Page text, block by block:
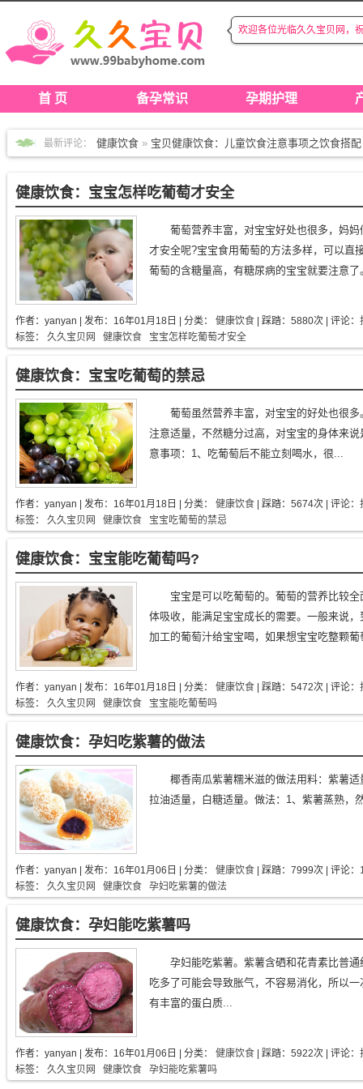
◆◆ 欢迎各位光临久久宝贝网，
首 页 备孕常识 孕期护理
最新评论： 健康饮食 » 宝贝健康饮食：儿童饮食注意事项之饮食搭配
育儿心经»育儿心经：新生儿脐带护理
产后护理»产后护理：孕妇产后护理注意要点（三）
产后护理
产后护理：坐月子饮食注意事项
产后护理
»产后护理：​产后如何恢复身材?
健康饮食
»健康饮食：孕妇吃紫薯的做法
育儿心经
备孕常识
健康饮食：宝宝怎样吃葡萄才安全
葡萄营养丰富，对宝宝好处也很多，妈
才安全呢?宝宝食用葡萄的方法多样，可以直
葡萄的含糖量高，有糖尿病的宝宝就要注意了
作者： yanyan | 发布： 16年01月18日 | 分类： 健康饮食 | 踩踏：5880次 | 评论：
标签： 久久宝贝网 健康饮食 宝宝怎样吃葡萄才安全
健康饮食：宝宝吃葡萄的禁忌
葡萄虽然营养丰富，对宝宝的好处也很
注意适量，不然糖分过高，对宝宝的身体来
意事项：1、吃葡萄后不能立刻喝水，很...
作者： yanyan | 发布： 16年01月18日 | 分类： 健康饮食 | 踩踏：5674次 | 评论：
标签： 久久宝贝网 健康饮食 宝宝吃葡萄的禁忌
健康饮食：宝宝能吃葡萄吗?
宝宝是可以吃葡萄的。葡萄的营养比较
体吸收，能满足宝宝成长的需要。一般来说
加工的葡萄汁给宝宝喝，如果想宝宝吃整颗
作者： yanyan | 发布： 16年01月18日 | 分类： 健康饮食 | 踩踏：5472次 | 评论：
标签： 久久宝贝网 健康饮食 宝宝能吃葡萄吗
健康饮食：孕妇吃紫薯的做法
椰香南瓜紫薯糯米滋的做法用料：紫薯
拉油适量，白糖适量。做法：1、紫薯蒸熟，
作者： yanyan | 发布： 16年01月06日 | 分类： 健康饮食 | 踩踏：7999次 | 评论：
标签： 久久宝贝网 健康饮食 孕妇吃紫薯的做法
健康饮食：孕妇能吃紫薯吗
孕妇能吃紫薯。紫薯含硒和花青素比普
吃多了可能会导致胀气，不容易消化，所以
有丰富的蛋白质...
作者： yanyan | 发布： 16年01月06日 | 分类： 健康饮食 | 踩踏：5922次 | 评论：
标签： 久久宝贝网 健康饮食 孕妇能吃紫薯吗